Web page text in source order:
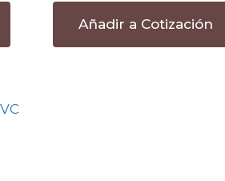
Añadir a Cotización